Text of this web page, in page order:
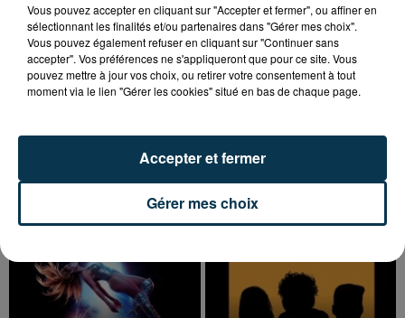
7h03
7h03
Pink Pony Club
7h00
7h00
Vous pouvez accepter en cliquant sur "Accepter et fermer", ou affiner en
sélectionnant les finalités et/ou partenaires dans "Gérer mes choix".
Vous pouvez également refuser en cliquant sur "Continuer sans
accepter". Vos préférences ne s'appliqueront que pour ce site. Vous
pouvez mettre à jour vos choix, ou retirer votre consentement à tout
moment via le lien "Gérer les cookies" situé en bas de chaque page.
Gérer mes choix
Accepter et fermer